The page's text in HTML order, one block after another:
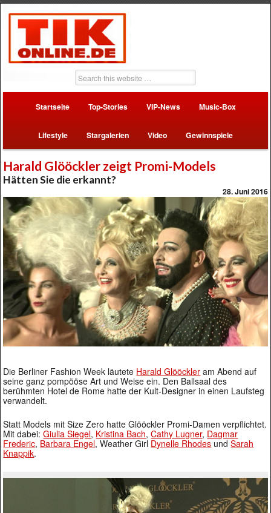
Startseite Top-Stories VIP-News Music-Box
Lifestyle Stargalerien Video Gewinnspiele
Harald Glööckler zeigt Promi-Models
Hätten Sie die erkannt?
28. Juni 2016
Die Berliner Fashion Week läutete Harald Glööckler am Abend auf
seine ganz pompööse Art und Weise ein. Den Ballsaal des
berühmten Hotel de Rome hatte der Kult-Designer in einen Laufsteg
verwandelt.
Statt Models mit Size Zero hatte Glööckler Promi-Damen verpflichtet.
Mit dabei:Giulia Siegel, Kristina Bach,Cathy Lugner, Dagmar
Frederic, Barbara Engel, Weather Girl Dynelle Rhodes undSarah
Knappik.